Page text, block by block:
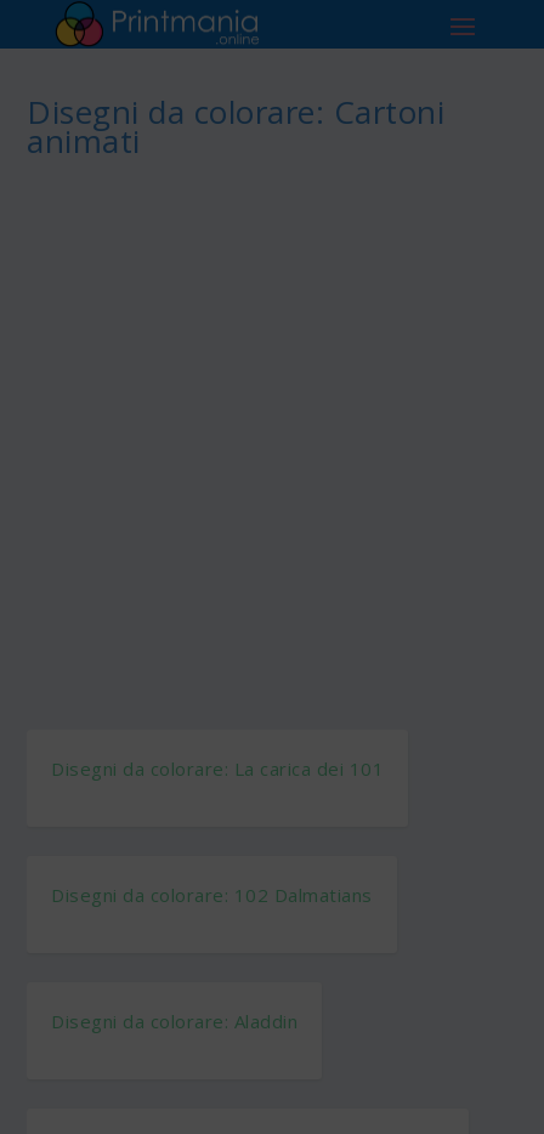
Disegni da colorare: Cartoni
animati
Disegni da colorare: La carica dei 101
Disegni da colorare: 102 Dalmatians
Disegni da colorare: Aladdin